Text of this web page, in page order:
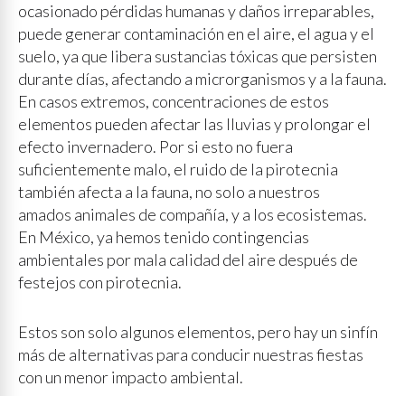
ocasionado pérdidas humanas y daños irreparables,
puede generar contaminación en el aire, el agua y el
suelo, ya que libera sustancias tóxicas que persisten
durante días, afectando a microrganismos y a la fauna.
En casos extremos, concentraciones de estos
elementos pueden afectar las lluvias y prolongar el
efecto invernadero. Por si esto no fuera
suficientemente malo, el ruido de la pirotecnia
también afecta a la fauna, no solo a nuestros
amados animales de compañía, y a los ecosistemas.
En México, ya hemos tenido contingencias
ambientales por mala calidad del aire después de
festejos con pirotecnia.
Estos son solo algunos elementos, pero hay un sinfín
más de alternativas para conducir nuestras fiestas
con un menor impacto ambiental.